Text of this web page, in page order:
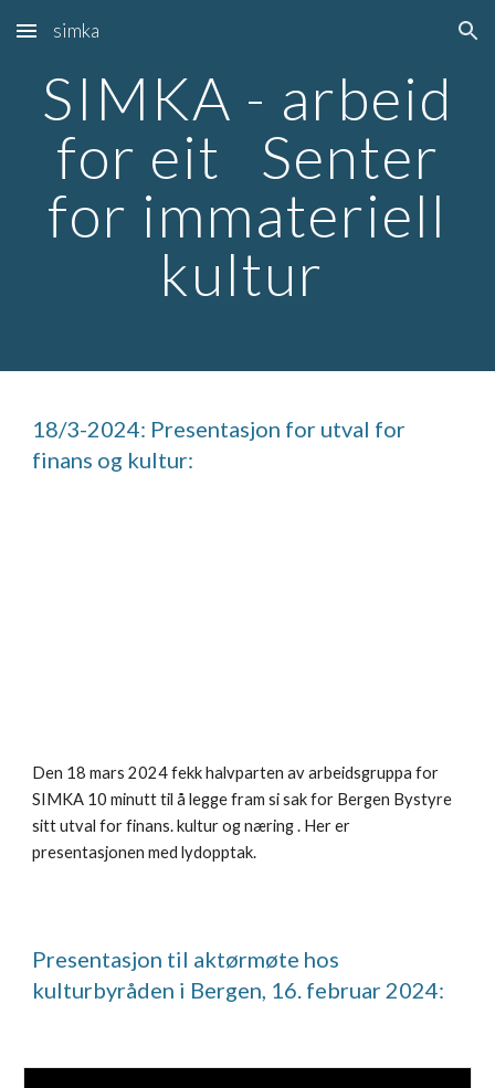
Skip to main content Skip to navigation
simka
SIMKA - arbeid
for eit Senter
for immateriell
kultur
18/3-2024: Presentasjon for utval for
finans og kultur:
Den 18 mars 2024 fekk halvparten av arbeidsgruppa for
SIMKA 10 minutt til å legge fram si sak for Bergen Bystyre
sitt utval for finans. kultur og næring . Her er
presentasjonen med lydopptak.
Presentasjon til aktørmøte hos
kulturbyråden i Bergen, 16. februar 2024: